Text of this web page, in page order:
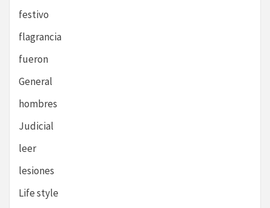
festivo
flagrancia
fueron
General
hombres
Judicial
leer
lesiones
Life style